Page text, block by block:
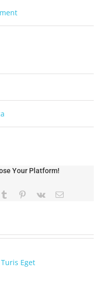
Your Platform!
Tumblr Pinterest
Vk Email